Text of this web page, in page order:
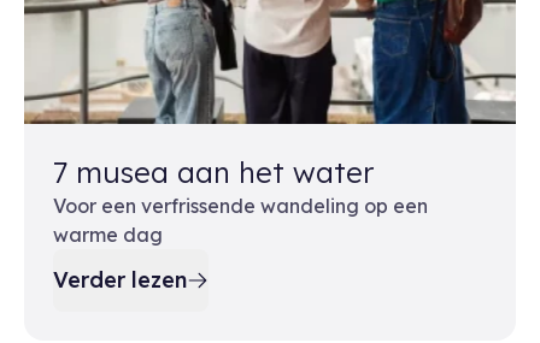
7 musea aan het water
Voor een verfrissende wandeling op een
warme dag
Verder lezen